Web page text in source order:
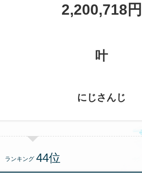
2,200,718円
叶
にじさんじ
ランキング